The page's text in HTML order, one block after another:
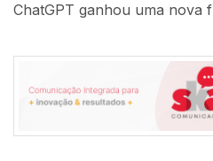
ChatGPT ganhou uma nova